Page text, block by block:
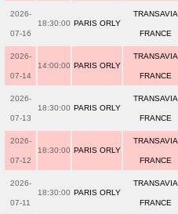
2026-
07-16
18:30:00 PARIS ORLY
TRANSAVIA
FRANCE
2026-
07-14
14:00:00 PARIS ORLY
TRANSAVIA
FRANCE
2026-
07-13
18:30:00 PARIS ORLY
TRANSAVIA
FRANCE
2026-
07-12
18:30:00 PARIS ORLY
TRANSAVIA
FRANCE
2026-
07-11
18:30:00 PARIS ORLY
TRANSAVIA
FRANCE